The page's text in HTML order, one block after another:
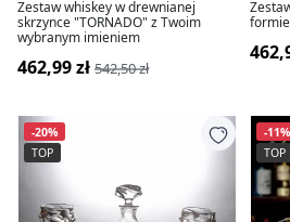
Zestaw whiskey w drewnianej
skrzynce "TORNADO" z Twoim
wybranym imieniem
462,99 zł 542,50 zł
-20%
TOP
-11%
TOP